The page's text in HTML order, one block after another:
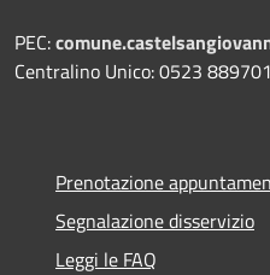
PEC:
Centralino Unico: 0523 889701
Prenotazione
Segnalazione disservizio
Leggi le FAQ